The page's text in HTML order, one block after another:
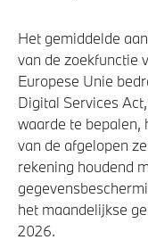
Het gemiddelde
van de zoekfunctie
Europese Unie
Digital Services
waarde te bepalen,
van de afgelopen
rekening houdend
het maandelijkse
2026.